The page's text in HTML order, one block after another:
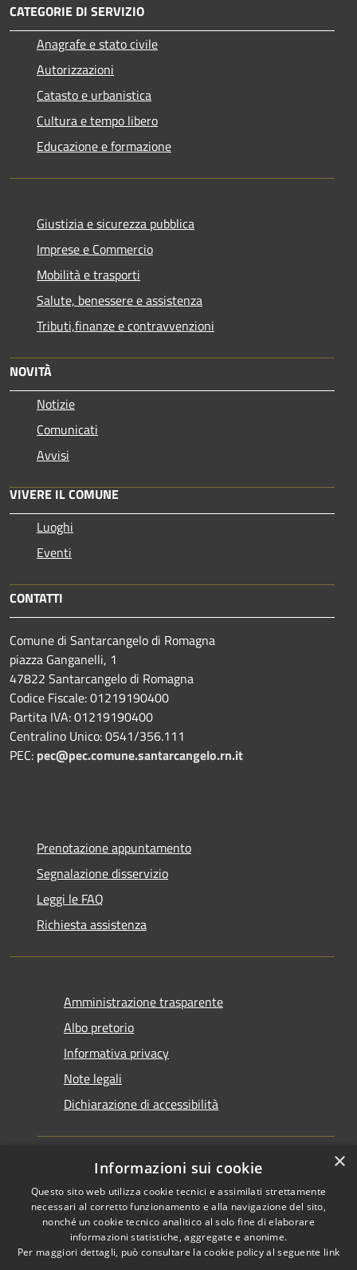
CATEGORIE DI SERVIZIO
Anagrafe e stato civile
Autorizzazioni
Catasto e urbanistica
Cultura e tempo libero
Educazione e formazione
Giustizia e sicurezza pubblica
Imprese e Commercio
Mobilità e trasporti
Salute, benessere e assistenza
Tributi,finanze e contravvenzioni
NOVITÀ
Notizie
Comunicati
Avvisi
VIVERE IL COMUNE
Luoghi
Eventi
CONTATTI
Comune di Santarcangelo di Romagna
piazza Ganganelli, 1
47822 Santarcangelo di Romagna
Codice Fiscale: 01219190400
Partita IVA: 01219190400
Centralino Unico: 0541/356.111
PEC: pec@pec.comune.santarcangelo.rn.it
Prenotazione appuntamento
Segnalazione disservizio
Leggi le FAQ
Richiesta assistenza
Amministrazione trasparente
Albo pretorio
Informativa privacy
Note legali
Dichiarazione di accessibilità
RSS
Accessibilità
Cookie
Copyright © 2026 • Comune di
Santarcangelo di Romagna •
Powered byMunicipium
Accesso redazione
×
Informazioni sui cookie
Questo sito web utilizza cookie tecnici e assimilati strettamente
necessari al corretto funzionamento e alla navigazione del sito,
nonché un cookie tecnico analitico al solo fine di elaborare
informazioni statistiche, aggregate e anonime.
Per maggiori dettagli, può consultare la cookie policy al seguente link